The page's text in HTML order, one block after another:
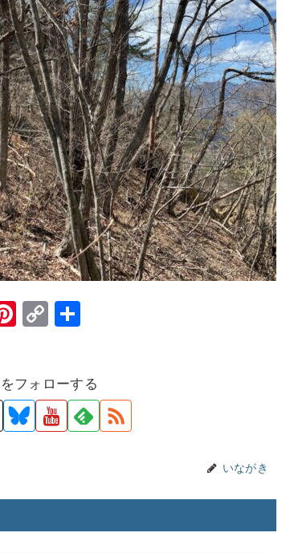
Pi
e
st
C
y
Li
フォローする
いながき